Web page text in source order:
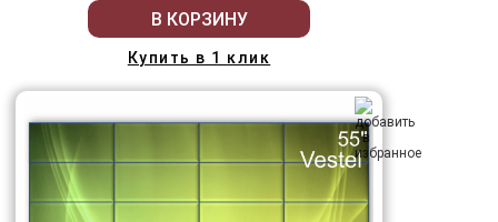
В КОРЗИНУ
Купить в 1 клик